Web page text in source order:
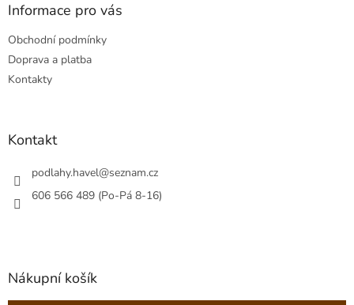
Informace pro vás
Obchodní podmínky
Doprava a platba
Kontakty
Kontakt
podlahy.havel@seznam.cz
606 566 489 (Po-Pá 8-16)
Nákupní košík